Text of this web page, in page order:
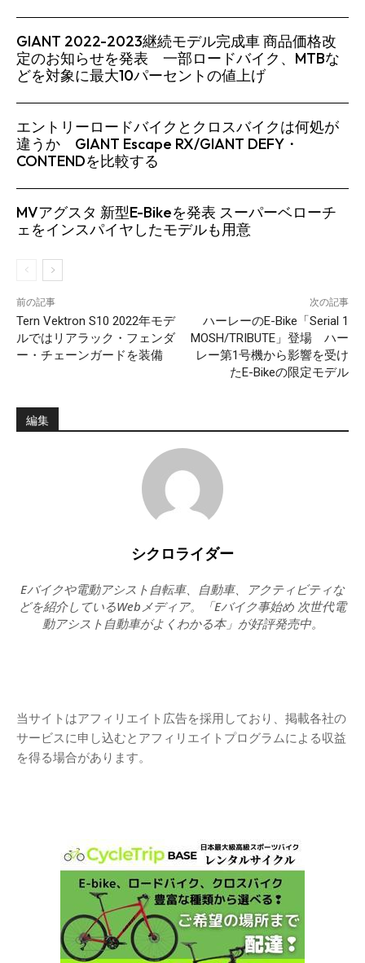
GIANT 2022-2023継続モデル完成車 商品価格改
定のお知らせを発表 一部ロードバイク、MTBな
どを対象に最大10パーセントの値上げ
エントリーロードバイクとクロスバイクは何処が
違うか GIANT Escape RX/GIANT DEFY・
CONTENDを比較する
MVアグスタ 新型E-Bikeを発表 スーパーベローチ
ェをインスパイヤしたモデルも用意
前の記事
Tern Vektron S10 2022年モデ
ルではリアラック・フェンダ
ー・チェーンガードを装備
次の記事
ハーレーのE-Bike「Serial 1
MOSH/TRIBUTE」登場 ハー
レー第1号機から影響を受け
たE-Bikeの限定モデル
編集
シクロライダー
Eバイクや電動アシスト自転車、自動車、アクティビティな
どを紹介しているWebメディア。「Eバイク事始め 次世代電
動アシスト自動車がよくわかる本」が好評発売中。
当サイトはアフィリエイト広告を採用しており、掲載各社の
サービスに申し込むとアフィリエイトプログラムによる収益
を得る場合があります。